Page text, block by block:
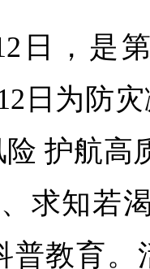
日，是
日为防
护航高
求知若
普教育